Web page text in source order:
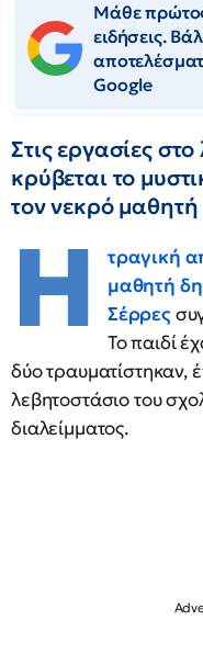
Μάθε πρώτος
ειδήσεις.
Google
Στις εργασίες
κρύβεται το
τον νεκρό μαθητή
Η
τραγική
μαθητή
Σέρρες
Το παιδί
δύο τραυματίστηκαν,
λεβητοστάσιο του
διαλείμματος.